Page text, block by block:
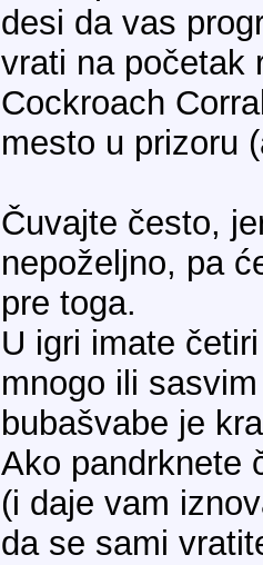
desi da vas
vrati na početak
Cockroach
mesto u prizoru
Čuvajte često,
nepoželjno, pa
pre toga.
U igri imate
mnogo ili
bubašvabe je
Ako pandrknete
(i daje vam
da se sami